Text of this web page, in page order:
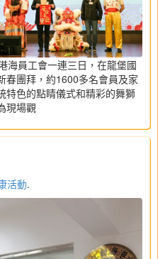
海員工會一連三日，在龍堡國
春團拜，約1600多名會員及家
特色的點睛儀式和精彩的舞獅
現場觀
活動.